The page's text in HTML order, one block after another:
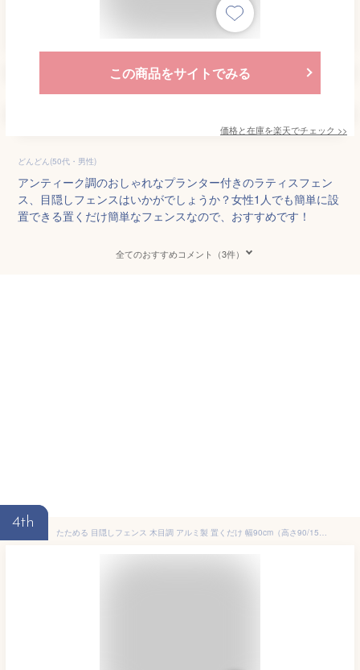
この商品をサイトでみる
価格と在庫を楽天でチェック >>
どんどん(50代・男性)
アンティーク調のおしゃれなプランター付きのラティスフェン
ス、目隠しフェンスはいかがでしょうか？女性1人でも簡単に設
置できる置くだけ簡単なフェンスなので、おすすめです！
全てのおすすめコメント（3件）
4th
たためる 目隠しフェンス 木目調 アルミ製 置くだけ 幅90cm（高さ90/150/180cm） 選べる 3 サイズ・カラー｜自立式 目隠しパネル ルーバーフェンス フェンス パーテーション 屋外 庭 おしゃれ｜オレフェンス OF0909 OF0915 OF0918 アルマックス ALMAX 土日出荷OK